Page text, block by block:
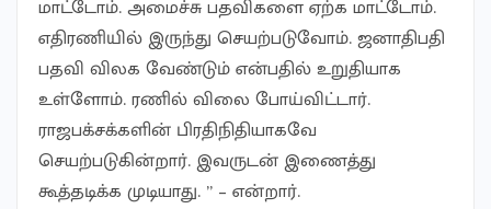
மாட்டோம். அமைச்சு பதவிகளை ஏற்க மாட்டோம்.
எதிரணியில் இருந்து செயற்படுவோம். ஜனாதிபதி
பதவி விலக வேண்டும் என்பதில் உறுதியாக
உள்ளோம். ரணில் விலை போய்விட்டார்.
ராஜபக்சக்களின் பிரதிநிதியாகவே
செயற்படுகின்றார். இவருடன் இணைத்து
கூத்தடிக்க முடியாது. ” – என்றார்.